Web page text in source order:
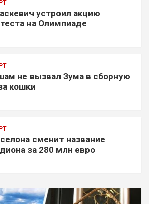
устроил акцию
на Олимпиаде
не вызвал Зума в сборную
кошки
сменит название
за 280 млн евро